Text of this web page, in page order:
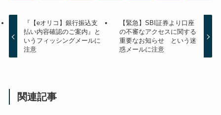
『【eオリコ】銀行振込支
払い内容確認のご案内』と
いうフィッシングメールに
注意
【緊急】SBI証券より口座
の不審なアクセスに関する
重要なお知らせ という迷
惑メールに注意
関連記事